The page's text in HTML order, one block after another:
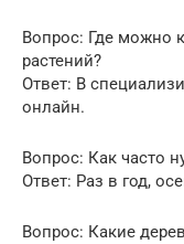
Вопрос: Где можно
растений?
Ответ: В
онлайн.
Вопрос: Как часто
Ответ: Раз в год,
Вопрос: Какие